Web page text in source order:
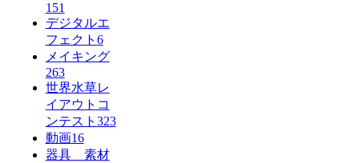
151
デジタルエ
フェクト 6
メイキング
263
世界水草レ
イアウトコ
ンテスト 323
動画16
器具 素材